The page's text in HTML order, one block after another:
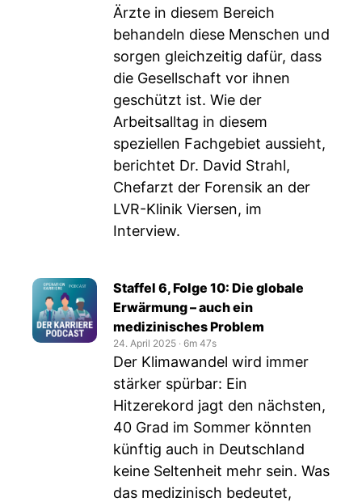
Ärzte in diesem Bereich
behandeln diese Menschen und
sorgen gleichzeitig dafür, dass
die Gesellschaft vor ihnen
geschützt ist. Wie der
Arbeitsalltag in diesem
speziellen Fachgebiet aussieht,
berichtet Dr. David Strahl,
Chefarzt der Forensik an der
LVR-Klinik Viersen, im
Interview.
Staffel 6, Folge 10: Die globale
Erwärmung – auch ein
medizinisches Problem
24. April 2025 ‧ 6m 47s
Der Klimawandel wird immer
stärker spürbar: Ein
Hitzerekord jagt den nächsten,
40 Grad im Sommer könnten
künftig auch in Deutschland
keine Seltenheit mehr sein. Was
das medizinisch bedeutet,